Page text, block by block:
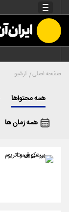
صفحه اصلی آرشیو
همه محتواها
همه زمان ها